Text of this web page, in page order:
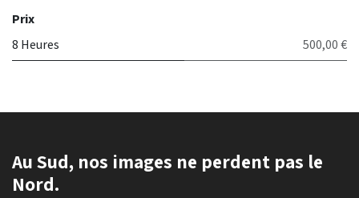
Prix
8 Heures
500,00 €
Au Sud, nos images ne perdent pas le
Nord.